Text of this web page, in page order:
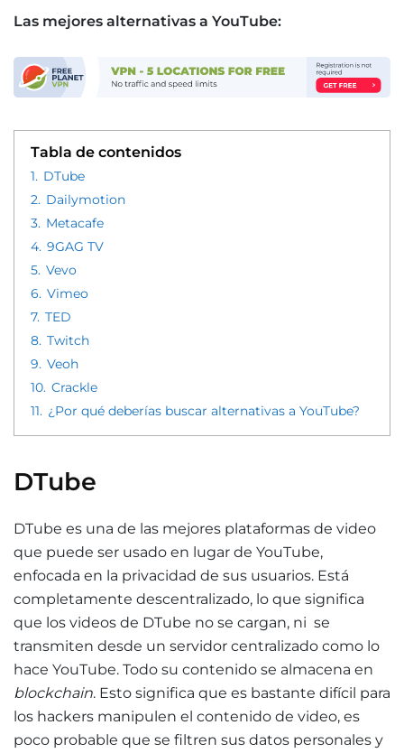
Las mejores alternativas a YouTube:
Tabla de contenidos
1. DTube
2. Dailymotion
3. Metacafe
4. 9GAG TV
5. Vevo
6. Vimeo
7. TED
8. Twitch
9. Veoh
10. Crackle
11. ¿Por qué deberías buscar alternativas a YouTube?
DTube
DTube es una de las mejores plataformas de video
que puede ser usado en lugar de YouTube,
enfocada en la privacidad de sus usuarios. Está
completamente descentralizado, lo que significa
que los videos de DTube no se cargan, ni se
transmiten desde un servidor centralizado como lo
hace YouTube. Todo su contenido se almacena en
blockchain. Esto significa que es bastante difícil para
los hackers manipulen el contenido de video, es
poco probable que se filtren sus datos personales y